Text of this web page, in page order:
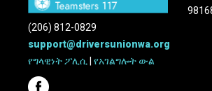
(206) 812-0829
support@driversunionwa.org
የግላዊነት ፖሊሲ |የአገልግሎት ውል